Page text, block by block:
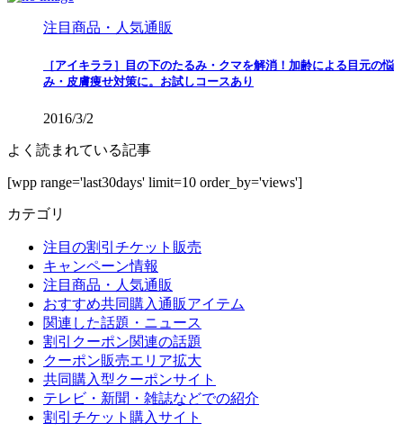
注目商品・人気通販
［アイキララ］目の下のたるみ・クマを解消！加齢による目元の悩
み・皮膚痩せ対策に。お試しコースあり
2016/3/2
よく読まれている記事
[wpp range='last30days' limit=10 order_by='views']
カテゴリ
注目の割引チケット販売
キャンペーン情報
注目商品・人気通販
おすすめ共同購入通販アイテム
関連した話題・ニュース
割引クーポン関連の話題
クーポン販売エリア拡大
共同購入型クーポンサイト
テレビ・新聞・雑誌などでの紹介
割引チケット購入サイト